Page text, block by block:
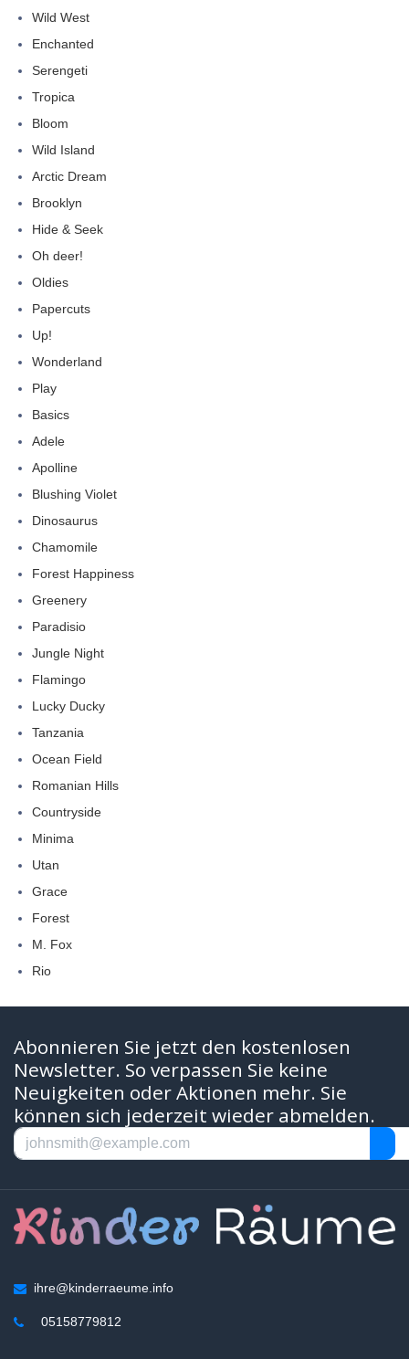
Wild West
Enchanted
Serengeti
Tropica
Bloom
Wild Island
Arctic Dream
Brooklyn
Hide & Seek
Oh deer!
Oldies
Papercuts
Up!
Wonderland
Play
Basics
Adele
Apolline
Blushing Violet
Dinosaurus
Chamomile
Forest Happiness
Greenery
Paradisio
Jungle Night
Flamingo
Lucky Ducky
Tanzania
Ocean Field
Romanian Hills
Countryside
Minima
Utan
Grace
Forest
M. Fox
Rio
Abonnieren Sie jetzt den kostenlosen
Newsletter. So verpassen Sie keine
Neuigkeiten oder Aktionen mehr. Sie
können sich jederzeit wieder abmelden.
ihre@kinderraeume.info
05158779812